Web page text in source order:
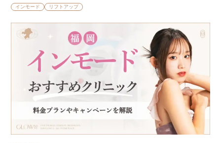
インモード リフトアップ